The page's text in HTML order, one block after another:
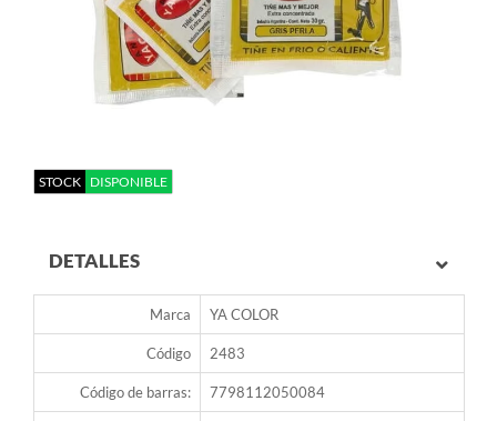
STOCK DISPONIBLE
DETALLES
Marca YA COLOR
Código 2483
Código de barras: 7798112050084